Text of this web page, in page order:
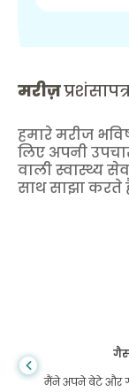
मरीज़
हमारे मरीज
लिए अपनी
वाली स्वास्थ्य
साथ साझा करते
मैंने अपने बेटे और